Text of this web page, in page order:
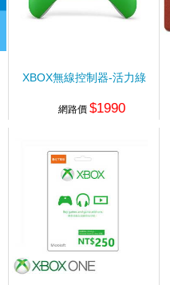
XBOX無線控制器-活力綠
網路價 $1990